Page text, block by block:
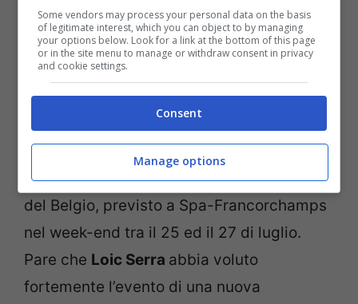
Secondo quanto riportato dal sito web
AutoRacer.it“, la Ferrari testerà la nuova
sospensione posteriore al Mugello a
luglio, sfruttando il Filming Day da 200 km
concesso dalla FIA. Secondo le
indiscrezioni, la novità verrà introdotta
dalla Scuderia modenese al Gran Premio
del Belgio, previsto a Spa-Francorchamps
nel week-end tra il 25 ed il 27 di luglio.
Pare che Loic Serra abbia voluto
fortemente l’evento di una nuova
Some vendors may process your personal data on the basis
of legitimate interest, which you can object to by managing
your options below. Look for a link at the bottom of this page
or in the site menu to manage or withdraw consent in privacy
and cookie settings.
Consent
Manage options